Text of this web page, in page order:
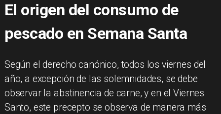
El origen del consumo de
pescado en Semana Santa
​Según el derecho canónico, todos los viernes del
año, a excepción de las solemnidades, se debe
observar la abstinencia de carne, y en el Viernes
Santo, este precepto se observa de manera más